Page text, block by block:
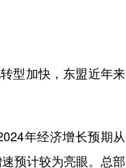
型加快，东盟近年来
年经济增长预期从
预计较为亮眼。总部